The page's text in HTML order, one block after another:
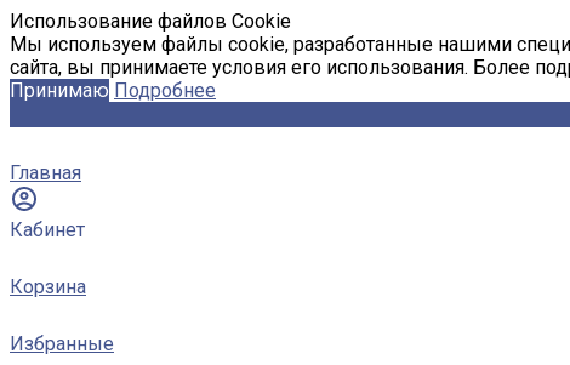
Использование файлов Cookie
Мы используем файлы cookie, разработанные нашими
сайта, вы принимаете условия его использования. Более
Принимаю Подробнее
Главная
Кабинет
Корзина
Избранные